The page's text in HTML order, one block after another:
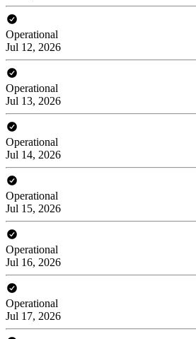
Operational
Jul 12, 2026
Operational
Jul 13, 2026
Operational
Jul 14, 2026
Operational
Jul 15, 2026
Operational
Jul 16, 2026
Operational
Jul 17, 2026